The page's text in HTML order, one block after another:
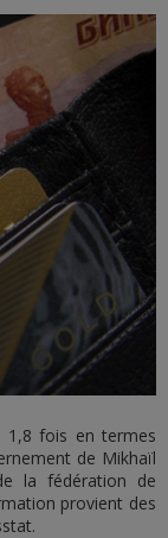
1,8 fois en termes
de Mikhaïl
la fédération de
provient des